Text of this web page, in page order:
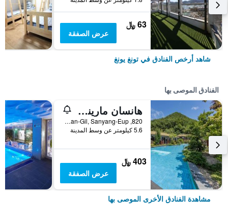
63 ﷼
عرض الصفقة
شاهد أرخص الفنادق في تونغ يونغ
الفنادق الموصى بها
هانسان مارينا هوتل آند ريزورت
820, Samchingihaean-Gil, Sanyang-Eup, تونغ يونغ, كوريا الجنوبية
5.6 كيلومتر عن وسط المدينة
403 ﷼
عرض الصفقة
مشاهدة الفنادق الأخرى الموصى بها